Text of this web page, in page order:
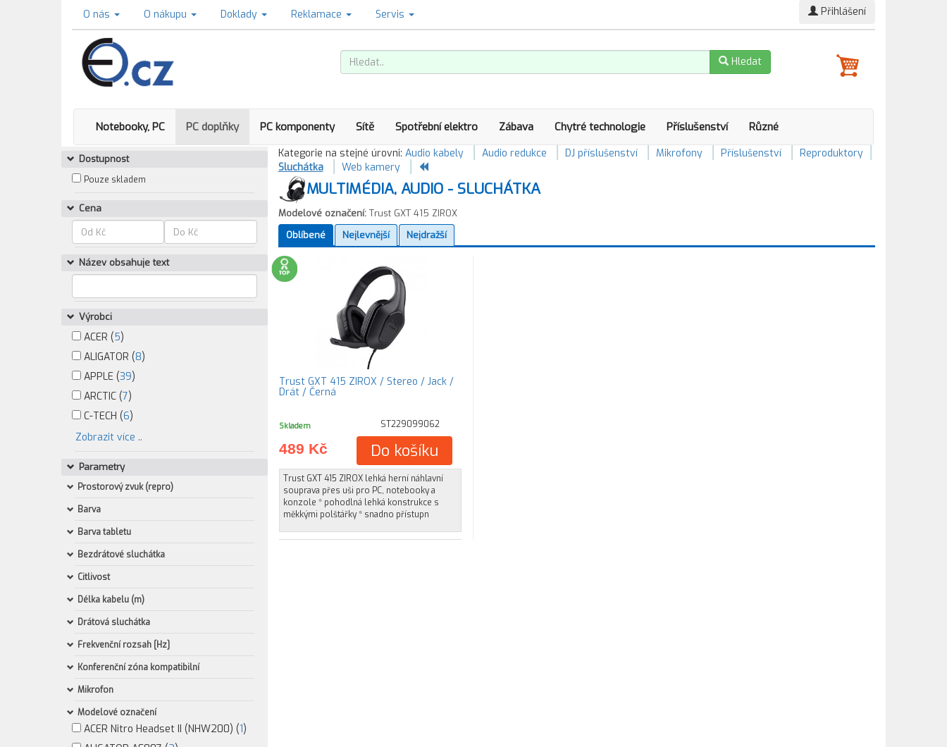
O nás O nákupu Doklady Reklamace Servis Přihlášení
Hledat
Notebooky, PC PC doplňky PC komponenty Sítě Spotřební elektro Zábava Chytré technologie Příslušenství Různé
Dostupnost
Pouze skladem
Cena
Název obsahuje text
Výrobci
ACER (5)
ALIGATOR (8)
APPLE (39)
ARCTIC (7)
C-TECH (6)
Zobrazit více ..
Parametry
Prostorový zvuk (repro)
Barva
Barva tabletu
Bezdrátové sluchátka
Citlivost
Délka kabelu (m)
Drátová sluchátka
Frekvenční rozsah [Hz]
Konferenční zóna kompatibilní
Mikrofon
Modelové označení
ACER Nitro Headset II (NHW200) (1)
Kategorie na stejné úrovni: Audio kabely Audio redukce DJ příslušenství Mikrofony Příslušenství
Reproduktory
Sluchátka
Web kamery
MULTIMÉDIA, AUDIO - SLUCHÁTKA
Modelové označení:Trust GXT 415 ZIROX
Oblíbené
Nejlevnější Nejdražší
Trust GXT 415 ZIROX / Stereo / Jack /
Drát / Černá
Skladem ST229099062
489 Kč Do košíku
Trust GXT 415 ZIROX lehká herní náhlavní
souprava přes uši pro PC, notebooky a
konzole * pohodlná lehká konstrukce s
měkkými polštářky * snadno přístupn